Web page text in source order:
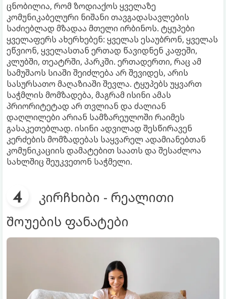
ცნობილია, რომ ზოდიაქოს ყველაზე
კომუნიკაბელური ნიშანი თავგადასავლების
საძიებლად მზადაა მთელი ირბინოს. ტყუპები
ყველაფერს ახერხებენ: ყველას ესაუბრონ, ყველას
ეწვიონ, ყველასთან ერთად წავიდნენ კაფეში,
კლუბში, თეატრში, პარკში. ერთადერთი, რაც ამ
სამუშაოს სიაში შეიძლება არ შევიდეს, არის
სასურსათო მაღაზიაში შევლა. ტყუპებს უყვართ
საჭმლის მომზადება, მაგრამ ისინი ამას
პრიორიტეტად არ თვლიან და ძალიან
დაღლილები არიან სამზარეულოში რაიმეს
გასაკეთებლად. ისინი ადვილად შესწირავენ
კერძების მომზადებას საყვარელ ადამიანებთან
კომუნიკაციის დამატებით საათს და შესაძლოა
სახლშიც შეუკვეთონ საჭმელი.
კირჩხიბი - რეალითი
შოუების ფანატები